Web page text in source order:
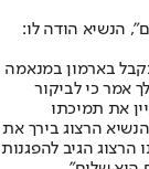
הנשיא הודה לו:
בארמון במנאמה
אמר כי לביקור
את תמיכתו
הרצוג בירך את
הרצוג הגיב להפגנות